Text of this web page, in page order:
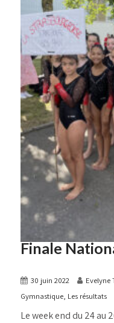
Finale
30 juin 2022 Evelyne
Gymnastique, Les résultats
Le week end du 24 au